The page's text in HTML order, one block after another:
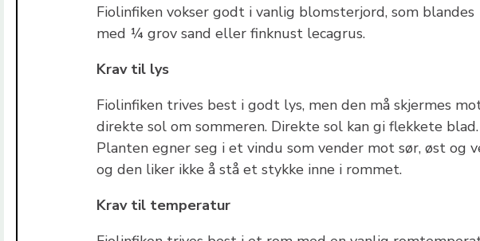
Fiolinfiken vokser godt i vanlig blomsterjord, som blandes
med ¼ grov sand eller finknust lecagrus.
Krav til lys
Fiolinfiken trives best i godt lys, men den må skjermes
direkte sol om sommeren. Direkte sol kan gi flekkete blad.
Planten egner seg i et vindu som vender mot sør, øst og
og den liker ikke å stå et stykke inne i rommet.
Krav til temperatur